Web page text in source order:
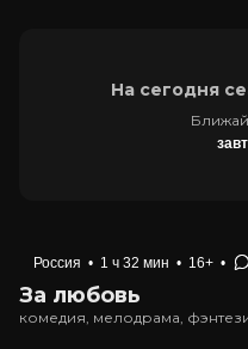
На сегодня
Россия • 1 ч 32 мин • 16+ •
За любовь
комедия, мелодрама,